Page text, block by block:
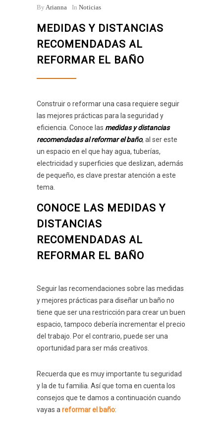
By Arianna In Noticias
MEDIDAS Y DISTANCIAS
RECOMENDADAS AL
REFORMAR EL BAÑO
Construir o reformar una casa requiere seguir
las mejores prácticas para la seguridad y
eficiencia. Conoce las medidas y distancias
recomendadas al reformar el baño, al ser este
un espacio en el que hay agua, tuberías,
electricidad y superficies que deslizan, además
de pequeño, es clave prestar atención a este
tema.
CONOCE LAS MEDIDAS Y
DISTANCIAS
RECOMENDADAS AL
REFORMAR EL BAÑO
Seguir las recomendaciones sobre las medidas
y mejores prácticas para diseñar un baño no
tiene que ser una restricción para crear un buen
espacio, tampoco debería incrementar el precio
del trabajo. Por el contrario, puede ser una
oportunidad para ser más creativos.
Recuerda que es muy importante tu seguridad
y la de tu familia. Así que toma en cuenta los
consejos que te damos a continuación cuando
vayas areformar el baño: